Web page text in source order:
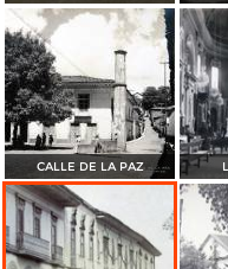
CALLE DE LA PAZ